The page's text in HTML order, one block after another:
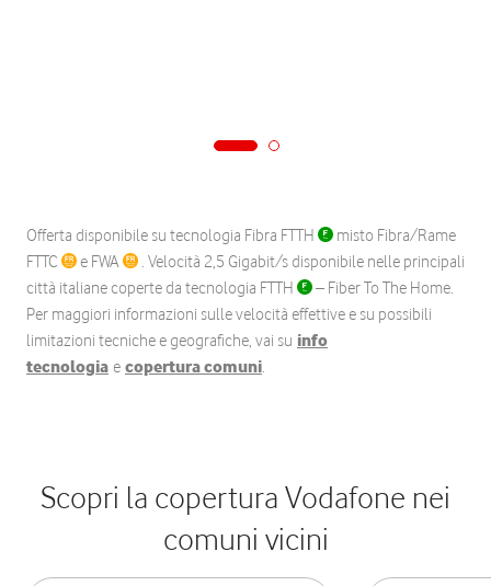
Offerta disponibile su tecnologia Fibra FTTH
misto Fibra/Rame
FTTC
e FWA
. Velocità 2,5 Gigabit/s disponibile nelle principali
città italiane coperte da tecnologia FTTH
– Fiber To The Home.
Per maggiori informazioni sulle velocità effettive e su possibili
limitazioni tecniche e geografiche, vai su info
tecnologia e copertura comuni.
Scopri la copertura Vodafone nei
comuni vicini